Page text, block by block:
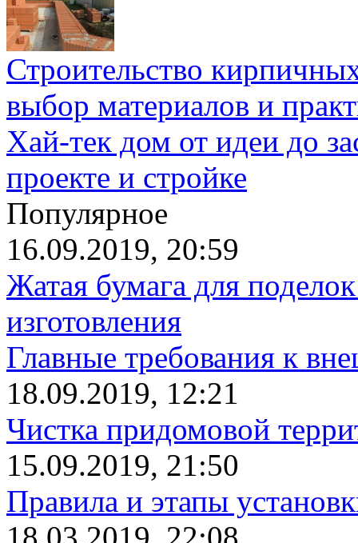
Строительство
выбор материалов и
Хай-тек дом от идеи до
проекте и стройке
Популярное
16.09.2019, 20:59
Жатая бумага для
изготовления
Главные требования к
18.09.2019, 12:21
Чистка придомовой
15.09.2019, 21:50
Правила и этапы